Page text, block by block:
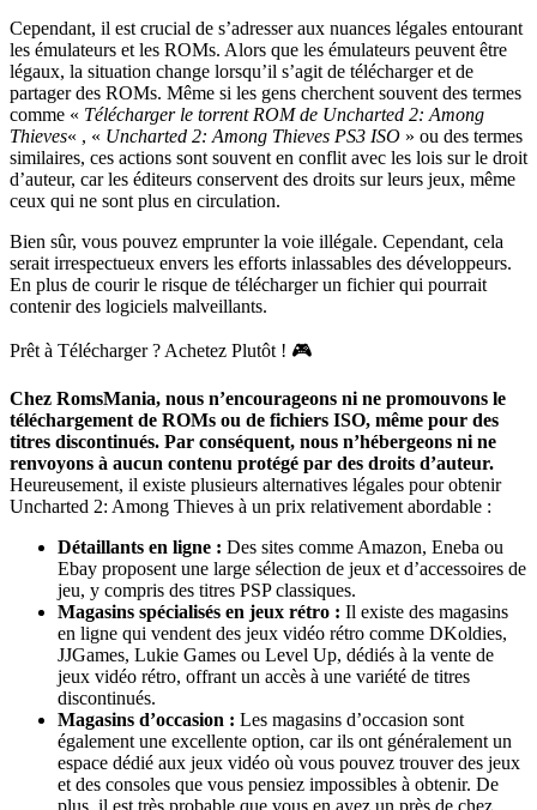
Cependant, il est crucial de s’adresser aux nuances légales entourant
les émulateurs et les ROMs. Alors que les émulateurs peuvent être
légaux, la situation change lorsqu’il s’agit de télécharger et de
partager des ROMs. Même si les gens cherchent souvent des termes
comme « Télécharger le torrent ROM de Uncharted 2: Among
Thieves« , « Uncharted 2: Among Thieves PS3 ISO » ou des termes
similaires, ces actions sont souvent en conflit avec les lois sur le droit
d’auteur, car les éditeurs conservent des droits sur leurs jeux, même
ceux qui ne sont plus en circulation.
Bien sûr, vous pouvez emprunter la voie illégale. Cependant, cela
serait irrespectueux envers les efforts inlassables des développeurs.
En plus de courir le risque de télécharger un fichier qui pourrait
contenir des logiciels malveillants.
Prêt à Télécharger ? Achetez Plutôt ! 🎮
Chez RomsMania, nous n’encourageons ni ne promouvons le
téléchargement de ROMs ou de fichiers ISO, même pour des
titres discontinués. Par conséquent, nous n’hébergeons ni ne
renvoyons à aucun contenu protégé par des droits d’auteur.
Heureusement, il existe plusieurs alternatives légales pour obtenir
Uncharted 2: Among Thieves à un prix relativement abordable :
Détaillants en ligne : Des sites comme Amazon, Eneba ou
Ebay proposent une large sélection de jeux et d’accessoires de
jeu, y compris des titres PSP classiques.
Magasins spécialisés en jeux rétro : Il existe des magasins
en ligne qui vendent des jeux vidéo rétro comme DKoldies,
JJGames, Lukie Games ou Level Up, dédiés à la vente de
jeux vidéo rétro, offrant un accès à une variété de titres
discontinués.
Magasins d’occasion : Les magasins d’occasion sont
également une excellente option, car ils ont généralement un
espace dédié aux jeux vidéo où vous pouvez trouver des jeux
et des consoles que vous pensiez impossibles à obtenir. De